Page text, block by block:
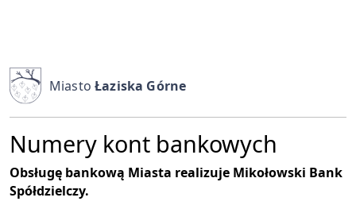
MiastoŁaziska Górne
Numery kont bankowych
Obsługę bankową Miasta realizuje Mikołowski Bank
Spółdzielczy.